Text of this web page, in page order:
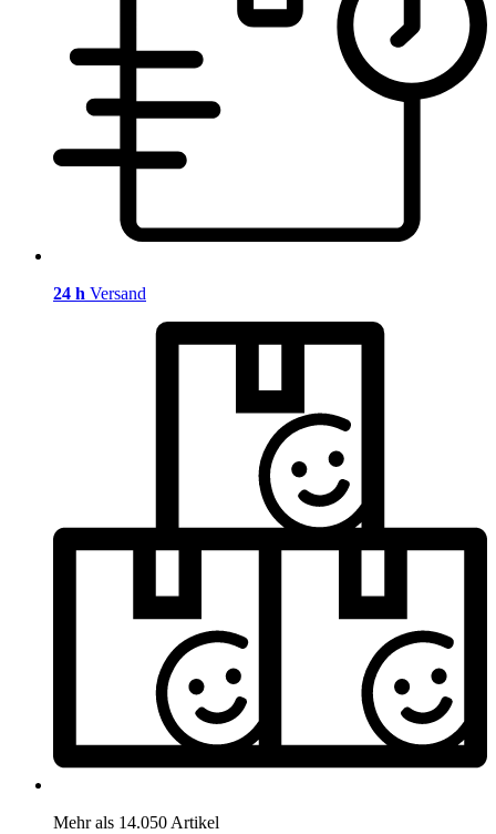
24 h Versand
Mehr als 14.050 Artikel